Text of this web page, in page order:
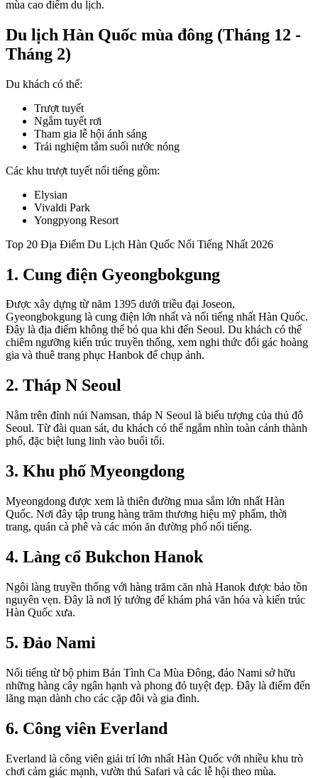
mùa cao điểm du lịch.
Du lịch Hàn Quốc mùa đông (Tháng 12 -
Tháng 2)
Du khách có thể:
Trượt tuyết
Ngắm tuyết rơi
Tham gia lễ hội ánh sáng
Trải nghiệm tắm suối nước nóng
Các khu trượt tuyết nổi tiếng gồm:
Elysian
Vivaldi Park
Yongpyong Resort
Top 20 Địa Điểm Du Lịch Hàn Quốc Nổi Tiếng Nhất 2026
1. Cung điện Gyeongbokgung
Được xây dựng từ năm 1395 dưới triều đại Joseon,
Gyeongbokgung là cung điện lớn nhất và nổi tiếng nhất Hàn Quốc.
Đây là địa điểm không thể bỏ qua khi đến Seoul. Du khách có thể
chiêm ngưỡng kiến trúc truyền thống, xem nghi thức đổi gác hoàng
gia và thuê trang phục Hanbok để chụp ảnh.
2. Tháp N Seoul
Nằm trên đỉnh núi Namsan, tháp N Seoul là biểu tượng của thủ đô
Seoul. Từ đài quan sát, du khách có thể ngắm nhìn toàn cảnh thành
phố, đặc biệt lung linh vào buổi tối.
3. Khu phố Myeongdong
Myeongdong được xem là thiên đường mua sắm lớn nhất Hàn
Quốc. Nơi đây tập trung hàng trăm thương hiệu mỹ phẩm, thời
trang, quán cà phê và các món ăn đường phố nổi tiếng.
4. Làng cổ Bukchon Hanok
Ngôi làng truyền thống với hàng trăm căn nhà Hanok được bảo tồn
nguyên vẹn. Đây là nơi lý tưởng để khám phá văn hóa và kiến trúc
Hàn Quốc xưa.
5. Đảo Nami
Nổi tiếng từ bộ phim Bản Tình Ca Mùa Đông, đảo Nami sở hữu
những hàng cây ngân hạnh và phong đỏ tuyệt đẹp. Đây là điểm đến
lãng mạn dành cho các cặp đôi và gia đình.
6. Công viên Everland
Everland là công viên giải trí lớn nhất Hàn Quốc với nhiều khu trò
chơi cảm giác mạnh, vườn thú Safari và các lễ hội theo mùa.